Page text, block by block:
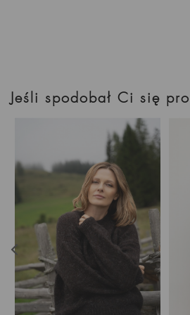
Jeśli spodobał Ci się